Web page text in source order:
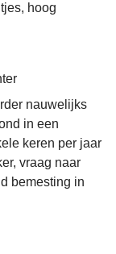
hoog
nauwelijks
in een
keren per jaar
vraag naar
bemesting in